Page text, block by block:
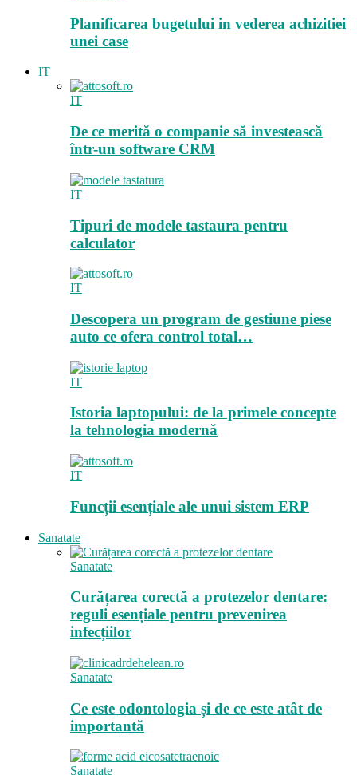
Planificarea bugetului in vederea achizitiei
unei case
IT
IT
De ce merită o companie să investească
într-un software CRM
IT
Tipuri de modele tastaura pentru
calculator
IT
Descopera un program de gestiune piese
auto ce ofera control total…
IT
Istoria laptopului: de la primele concepte
la tehnologia modernă
IT
Funcții esențiale ale unui sistem ERP
Sanatate
Sanatate
Curățarea corectă a protezelor dentare:
reguli esențiale pentru prevenirea
infecțiilor
Sanatate
Ce este odontologia și de ce este atât de
importantă
Sanatate